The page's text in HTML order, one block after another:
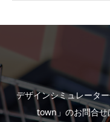
デザインシミュレータ
town」のお問合せ